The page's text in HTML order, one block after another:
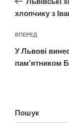
хлопчику з
Наступний
запис
ВПЕРЕД
У Львові
пам’ятником
Пошук